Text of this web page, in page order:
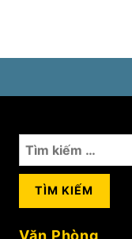
Tìm
kiếm
cho:
Văn Phòng